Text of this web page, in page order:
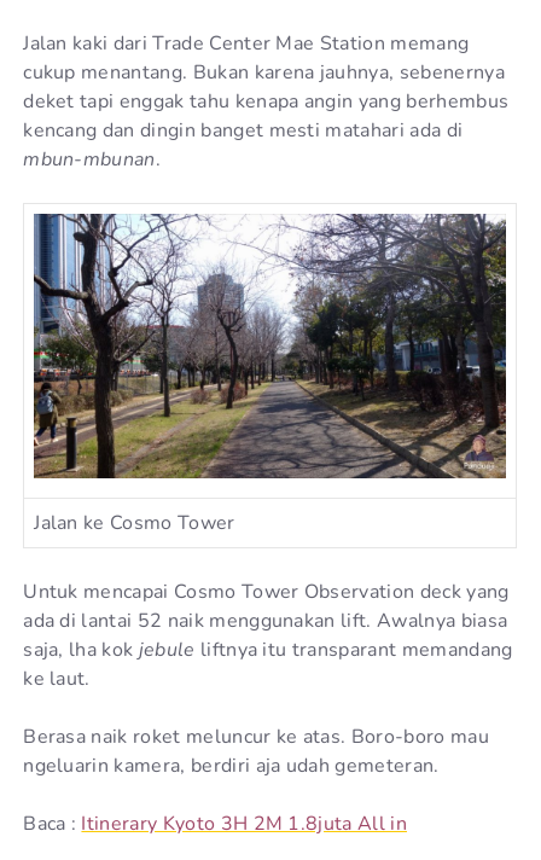
Jalan kaki dari Trade Center Mae Station memang
cukup menantang. Bukan karena jauhnya, sebenernya
deket tapi enggak tahu kenapa angin yang berhembus
kencang dan dingin banget mesti matahari ada di
mbun-mbunan.
Jalan ke Cosmo Tower
Untuk mencapai Cosmo Tower Observation deck yang
ada di lantai 52 naik menggunakan lift. Awalnya biasa
saja, lha kok jebule liftnya itu transparant memandang
ke laut.
Berasa naik roket meluncur ke atas. Boro-boro mau
ngeluarin kamera, berdiri aja udah gemeteran.
Baca : Itinerary Kyoto 3H 2M 1.8juta All in